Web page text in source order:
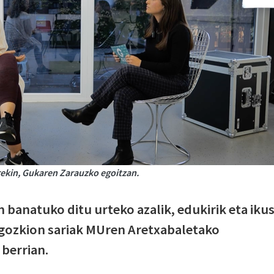
Gukaren Zarauzko egoitzan.
banatuko ditu urteko azalik, edukirik eta
sariak MUren Aretxabaletako